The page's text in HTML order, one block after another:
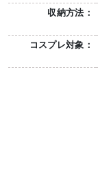
収納方法：
コスプレ対象：